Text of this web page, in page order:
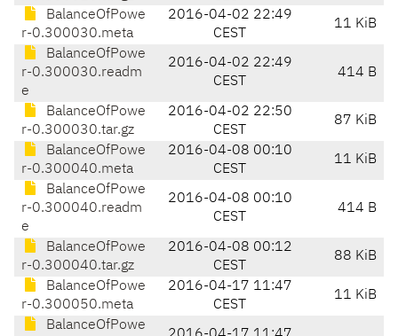
BalanceOfPowe
r-0.300030.meta
2016-04-02 22:49
CEST
11 KiB
BalanceOfPowe
r-0.300030.readm
e
2016-04-02 22:49
CEST
414 B
BalanceOfPowe
r-0.300030.tar.gz
2016-04-02 22:50
CEST
87 KiB
BalanceOfPowe
r-0.300040.meta
2016-04-08 00:10
CEST
11 KiB
BalanceOfPowe
r-0.300040.readm
e
2016-04-08 00:10
CEST
414 B
BalanceOfPowe
r-0.300040.tar.gz
2016-04-08 00:12
CEST
88 KiB
BalanceOfPowe
r-0.300050.meta
2016-04-17 11:47
CEST
11 KiB
BalanceOfPowe